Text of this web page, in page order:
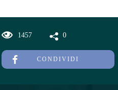
1457 0
CONDIVIDI